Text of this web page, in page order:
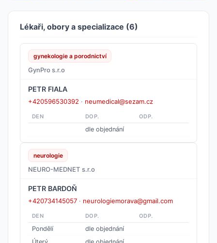
Lékaři, obory a specializace (6)
gynekologie a porodnictví
GynPro s.r.o
PETR FIALA
+420596530392 · neumedical@sezam.cz
DEN DOP. ODP.
dle objednání
neurologie
NEURO-MEDNET s.r.o
PETR BARDOŇ
+420734145057 · neurologiemorava@gmail.com
DEN DOP. ODP.
Pondělí
dle objednání